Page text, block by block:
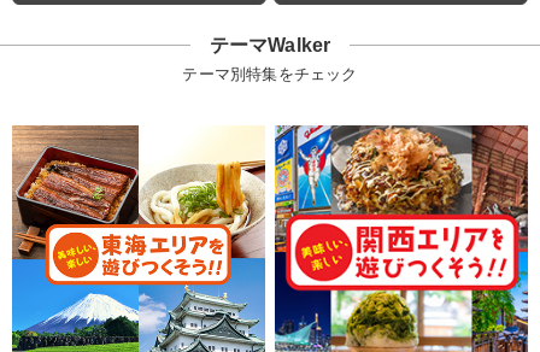
テーマWalker
テーマ別特集をチェック